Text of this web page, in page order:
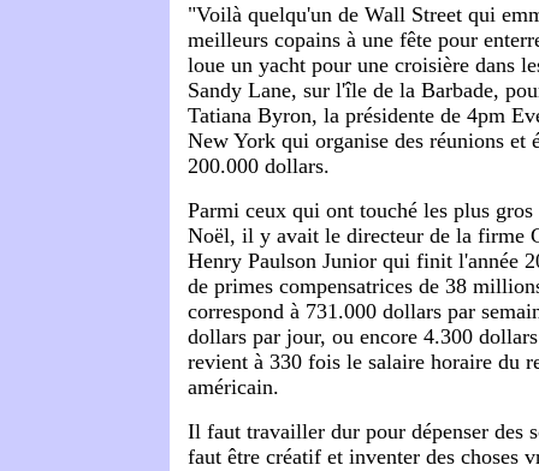
"Voilà quelqu'un de Wall Street qui
meilleurs copains à une fête pour
loue un yacht pour une croisière dans
Sandy Lane, sur l'île de la Barbade,
Tatiana Byron, la présidente de 4pm
New York qui organise des réunions et
200.000 dollars.
Parmi ceux qui ont touché les plus
Noël, il y avait le directeur de la firme
Henry Paulson Junior qui finit l'année
de primes compensatrices de 38
correspond à 731.000 dollars par
dollars par jour, ou encore 4.300
revient à 330 fois le salaire horaire du
américain.
Il faut travailler dur pour dépenser des
faut être créatif et inventer des choses